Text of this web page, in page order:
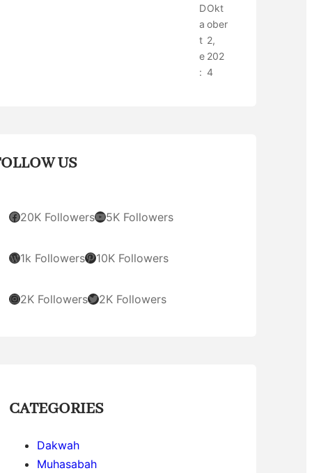
D
a
t
e
:
Okt
ober
2,
202
4
US
Facebook 20K FollowersYouTube 5K Followers
WordPress 1k FollowersPinterest 10K Followers
Instagram2K FollowersTwitter 2K Followers
CATEGORIES
Dakwah
Muhasabah